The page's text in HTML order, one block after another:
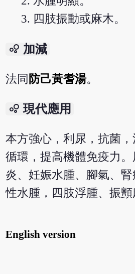
四肢振動或麻木。
bubble_chart 加減
法同 防己黃耆湯。
bubble_chart 現代應用
本方強心，利尿，抗菌
循環，提高機體免疫力
炎、妊娠水腫、腳氣、
性水腫，四肢浮腫、振顫
English version